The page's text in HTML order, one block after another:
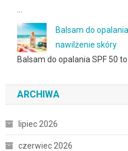
Balsam do
nawilżenie skóry
Balsam do opalania SPF 50
ARCHIWA
lipiec 2026
czerwiec 2026